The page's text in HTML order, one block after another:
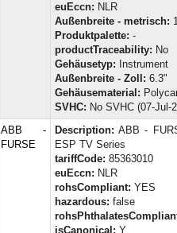
euEccn: NLR
Außenbreite - metrisch:
Produktpalette: -
productTraceability: No
Gehäusetyp: Instrument
Außenbreite - Zoll: 6.3"
Gehäusematerial:
SVHC: No SVHC (07-Jul-
ABB -
FURSE
Description: ABB -
ESP TV Series
tariffCode: 85363010
euEccn: NLR
rohsCompliant: YES
hazardous: false
isCanonical: Y